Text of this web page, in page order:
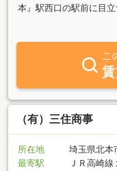
本』駅西口の駅前に目
来店しやすい明るい店
賃貸物件を取り揃えて
為のリフォーム・リノ
築 中古 戸建 マンシ
売却査定無料相談【建
ださい。なんでも聞い
頑張ります。スタッフ
こ
（有）三住商事
所在地
埼玉県北本
最寄駅
ＪＲ高崎線